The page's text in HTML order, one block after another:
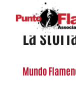
La
Mundo